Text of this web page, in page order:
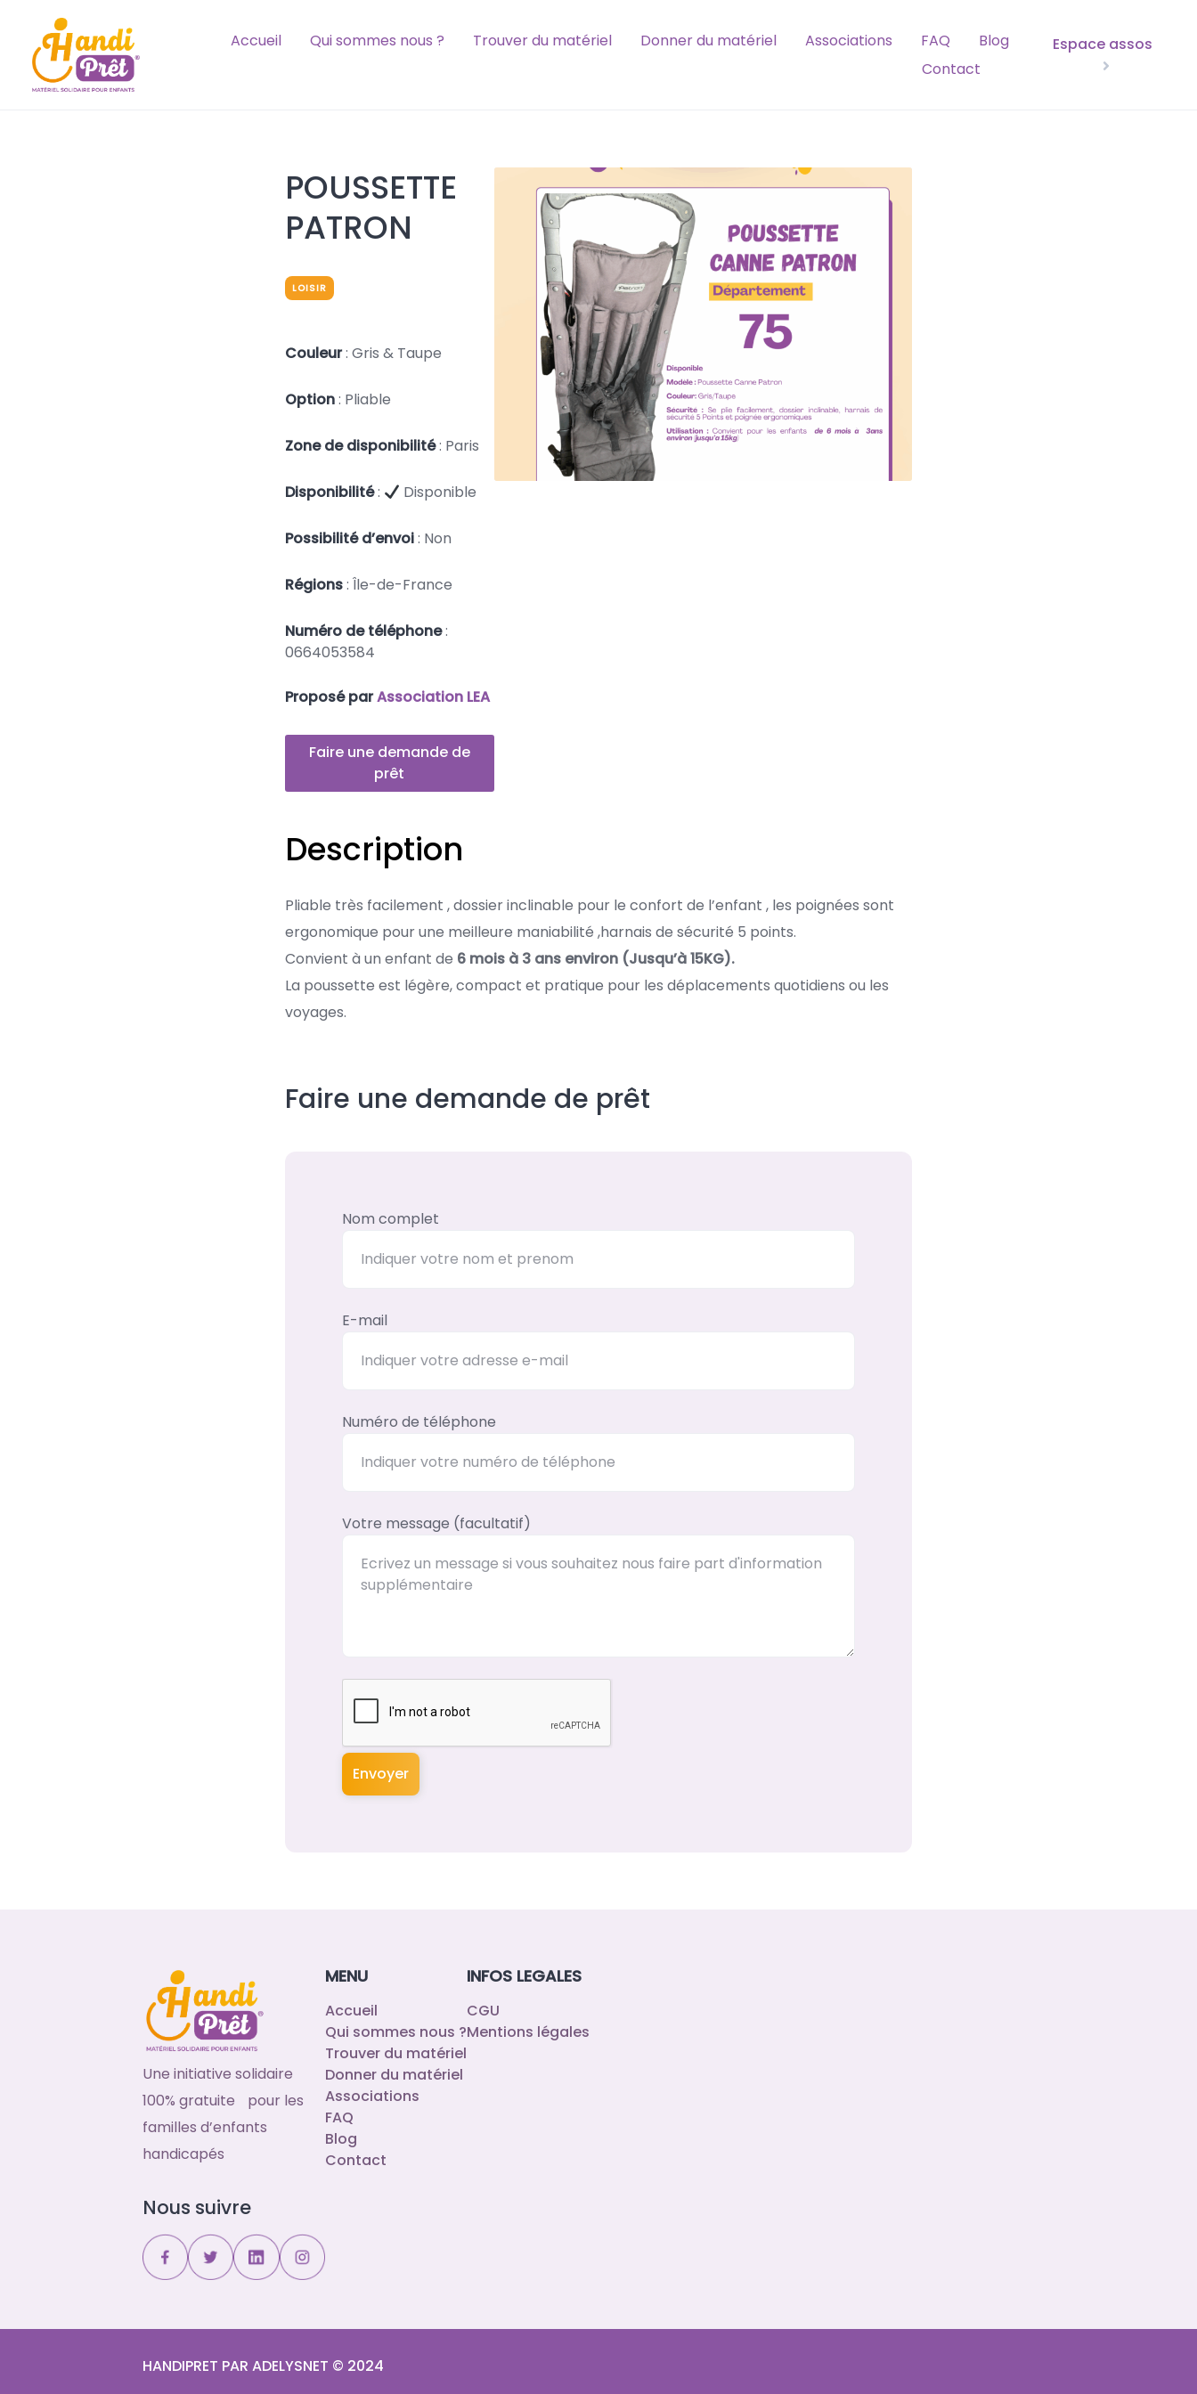
content
Accueil Qui sommes nous ? Trouver du matériel Donner du matériel Associations FAQ
Blog
Contact
Espace assos
POUSSETTE
PATRON
LOISIR
Couleur: Gris & Taupe
Option: Pliable
Zone de disponibilité: Paris
Disponibilité: Disponible
Possibilité d’envoi: Non
Régions: Île-de-France
Numéro de téléphone:
0664053584
Proposé parAssociation LEA
Faire une demande de
prêt
Description
Pliable très facilement , dossier inclinable pour le confort de l’enfant , les poignées sont
ergonomique pour une meilleure maniabilité ,harnais de sécurité 5 points.
Convient à un enfant de 6 mois à 3 ans environ (Jusqu’à 15KG).
La poussette est légère, compact et pratique pour les déplacements quotidiens ou les
voyages.
Faire une demande de prêt
Nom complet
E-mail
Numéro de téléphone
Votre message (facultatif)
Envoyer
Une initiative solidaire
100% gratuite pour les
familles d’enfants
handicapés
Nous suivre
MENU
Accueil
Qui sommes nous ?
Trouver du matériel
Donner du matériel
Associations
FAQ
Blog
Contact
INFOS LEGALES
CGU
Mentions légales
HANDIPRET PAR ADELYSNET © 2024